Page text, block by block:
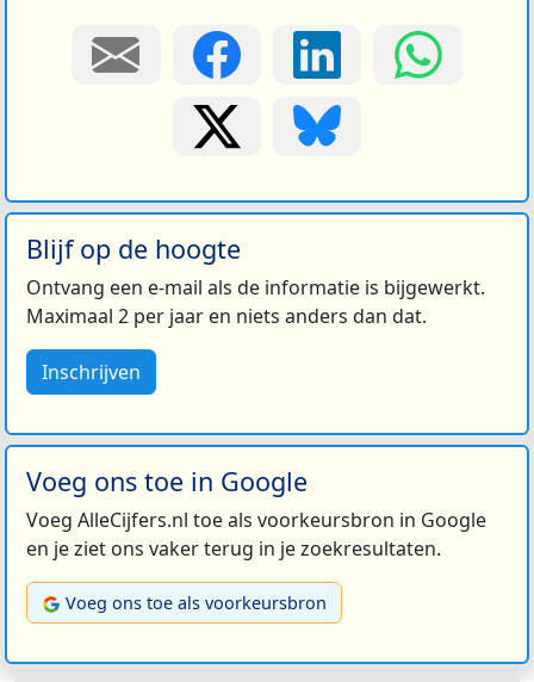
Blijf op de hoogte
Ontvang een e-mail als de informatie is bijgewerkt.
Maximaal 2 per jaar en niets anders dan dat.
Inschrijven
Voeg ons toe in Google
Voeg AlleCijfers.nl toe als voorkeursbron in Google
en je ziet ons vaker terug in je zoekresultaten.
Voeg ons toe als voorkeursbron